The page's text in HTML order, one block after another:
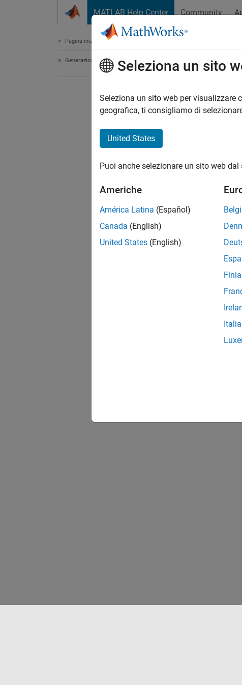
MATLAB Help Center Community
Pagina iniziale della documentazione
Generazione di codiceSeleziona un sito
Seleziona un sito web per visualizzare
geografica, ti consigliamo di
United States
Puoi anche selezionare un sito web dal
Americhe
América Latina (Español)
Canada (English)
United States (English)
Italia